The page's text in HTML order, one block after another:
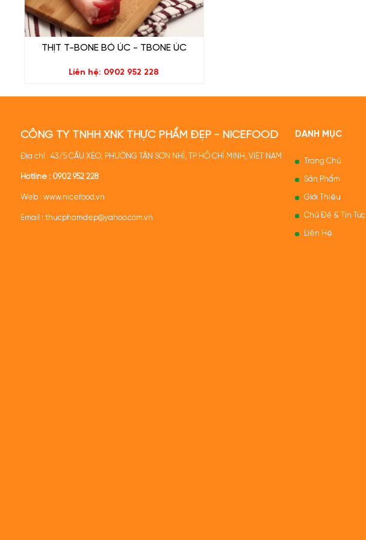
đôi so với cá và thịt gia cầm. Ăn thịt bò Úc không chỉ làm giảm nguy cơ
mắc bệnh thiếu máu mà còn giúp tăng cường hệ miễn dịch, phòng
ngừa bệnh tật.
steak thượng hạng, hoặc nướng BBQ ăn kèm sốt là ngon tuyệt.
THỊT T-BONE BÒ ÚC - TBONE ÚC
Liên hệ: 0902 952 228
CÔNG TY TNHH XNK THỰC PHẨM ĐẸP - NICEFOOD
Địa chỉ : 43/5 CẦU XÉO, PHƯỜNG TÂN SƠN NHÌ, TP HỒ CHÍ MINH, VIỆT NAM
Hotline : 0902 952 228
Web : www.nicefood.vn
Email : thucphamdep@yahoo.com.vn
DANH MỤC
Trang Chủ
Sản Phẩm
Giới Thiệu
Chủ Đề & Tin Tức
Liên Hệ